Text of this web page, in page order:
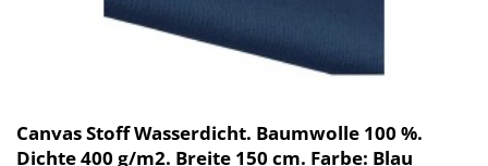
Canvas Stoff Wasserdicht. Baumwolle 100 %.
Dichte 400 g/m2. Breite 150 cm. Farbe: Blau